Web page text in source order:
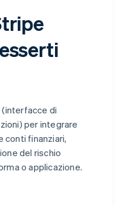
(interfacce di
per integrare
conti finanziari,
del rischio
o applicazione.